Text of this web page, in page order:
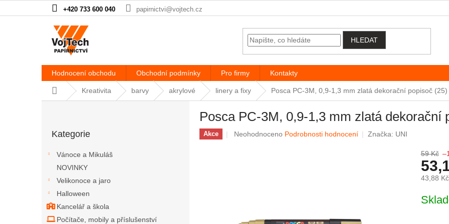
+420 733 600 040 papirnictvi@vojtech.cz
HLEDAT
Hodnocení obchodu Obchodní podmínky Pro firmy Kontakty
Domů Kreativita barvy akrylové linery a fixy Posca PC-3M, 0,9-1,3 mm zlatá dekorační popisoč (25)
Kategorie
Vánoce a Mikuláš
NOVINKY
Velikonoce a jaro
Halloween
Kancelář a škola
Počítače, mobily a příslušenství
Posca PC-3M, 0,9-1,3 mm zlatá dekorační
Akce Průměrné hodnocení produktu je 0,0 z 5 hvězdiček.
Neohodnoceno Podrobnosti hodnocení Značka: UNI
59 Kč
43,88